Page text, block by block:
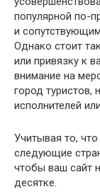
популярной по-
и
Однако стоит
или привязку к
внимание на
город туристов,
исполнителей
Учитывая то,
следующие
чтобы ваш сайт
десятке.